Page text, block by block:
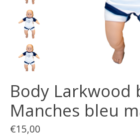
Body Larkwood
Manches bleu
€15,00